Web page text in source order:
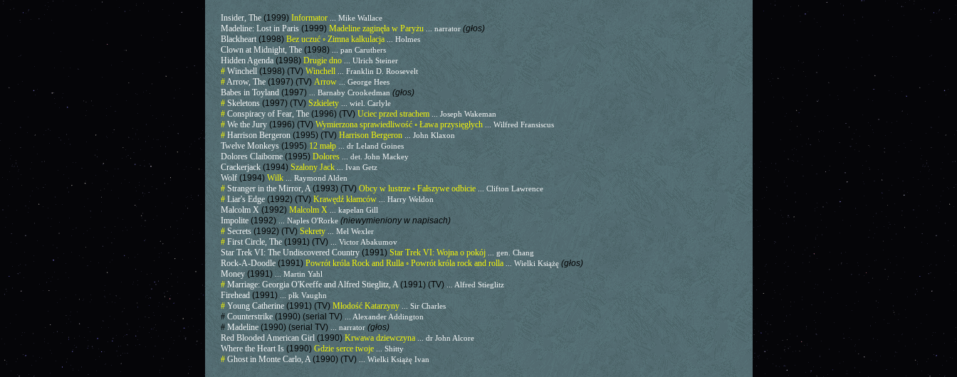
Insider, The (1999) Informator ... Mike Wallace
Madeline: Lost in Paris (1999) Madeline zaginęła w Paryżu ... narrator (głos)
Blackheart (1998) Bez uczuć ◦ Zimna kalkulacja ... Holmes
Clown at Midnight, The (1998) ... pan Caruthers
Hidden Agenda (1998) Drugie dno ... Ulrich Steiner
# Winchell (1998) (TV) Winchell ... Franklin D. Roosevelt
#Arrow, The (1997) (TV) Arrow ... George Hees
Babes in Toyland (1997) ... Barnaby Crookedman (głos)
# Skeletons (1997) (TV) Szkielety ... wiel. Carlyle
# Conspiracy of Fear, The (1996) (TV) Uciec przed strachem ... Joseph Wakeman
# We the Jury (1996) (TV) Wymierzona sprawiedliwość ◦ Ława przysięgłych ... Wilfred Fransiscus
# Harrison Bergeron (1995) (TV) Harrison Bergeron ... John Klaxon
Twelve Monkeys (1995) 12 małp ... dr Leland Goines
Dolores Claiborne (1995) Dolores ... det. John Mackey
Crackerjack (1994) Szalony Jack ... Ivan Getz
Wolf (1994) Wilk ... Raymond Alden
# Stranger in the Mirror, A(1993) (TV) Obcy w lustrze ◦ Fałszywe odbicie ... Clifton Lawrence
# Liar's Edge (1992) (TV) Krawędź kłamców ... Harry Weldon
Malcolm X (1992) Malcolm X ... kapelan Gill
Impolite (1992) ... Naples O'Rorke (niewymieniony w napisach)
# Secrets (1992) (TV) Sekrety ... Mel Wexler
# First Circle, The (1991) (TV) ... Victor Abakumov
Star Trek VI: The Undiscovered Country (1991) Star Trek VI: Wojna o pokój ... gen. Chang
Rock-A-Doodle (1991) Powrót króla Rock and Rulla ◦ Powrót króla rock and rolla ... Wielki Książę (głos)
Money (1991) ... Martin Yahl
# Marriage: Georgia O'Keeffe and Alfred Stieglitz, A(1991) (TV) ... Alfred Stieglitz
Firehead (1991) ... płk Vaughn
# Young Catherine (1991) (TV) Młodość Katarzyny ... Sir Charles
# Counterstrike (1990) (serial TV) ... Alexander Addington
# Madeline (1990) (serial TV) ... narrator (głos)
Red Blooded American Girl (1990) Krwawa dziewczyna ... dr John Alcore
Where the Heart Is (1990) Gdzie serce twoje ... Shitty
# Ghost in Monte Carlo, A(1990) (TV) ... Wielki Książę Ivan